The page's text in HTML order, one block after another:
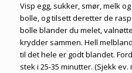
Visp egg, sukker, smør, melk
bolle, og tilsett deretter de
bolle blander du melet,
krydder sammen. Hell
til det hele er godt blandet.
stek i 25-35 minutter. (Sjekk